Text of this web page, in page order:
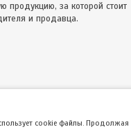
продукцию, за которой стоит
и продавца.
cookie файлы. Продолжая